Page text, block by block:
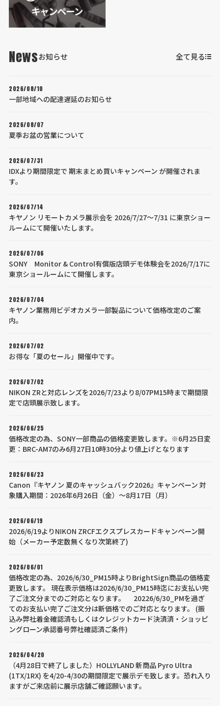
Newsお知らせ 全て見る
2026/08/10
一部地域への配達遅延のお知らせ
2026/08/07
夏季お盆の営業について
2026/07/31
IDXより期間限定で 期末まとめ買いキャンペーン が開催されま
す。
2026/07/14
キヤノン リモートカメラ展示会を 2026/7/27～7/31 に東京ショー
ルームにて開催いたします。
2026/07/06
SONY Monitor & Control有償版店頭デモ体験会を2026/7/17に
東京ショールームにて開催します。
2026/07/04
キヤノン業務用ビデオカメラ一部製品について価格改定のご案
内。
2026/07/02
お得な「夏のセール」開催中です。
2026/07/02
NIKON ZRと対応レンズを2026/7/23より8/07PM15時まで期間限
定で店頭展示致します。
2026/06/25
価格改定の為、SONY一部商品の価格変更致します。※6月25日変
更：BRC-AM7のみ6月27日10時30分より値上げとなります
2026/06/23
Canon『キヤノン 夏のキャッシュバック2026』キャンペーン 対
象購入期間：2026年6月26日（金）～8月17日（月）
2026/06/19
2026/6/19よりNIKON ZRCFエクスプレスカードキャンペーン開
始（メーカー予定数無くなり次第終了)
2026/06/01
価格改定の為、2026/6/30_PM15時よりBrightSign商品の価格変
更致します。 現在表示価格は2026/6/30_PM15時迄にお支払い完
了ご注文分までのご対応となります。 20226/6/30_PMを過ぎ
てのお支払い完了ご注文分は新価格でのご対応となります。 (振
込み弊社着金確認済もしくはクレジットカード決済済・ショッピ
ングローン承認番号弊社確認済ご条件)
2026/04/20
（4月28日で終了しました）HOLLYLAND 新商品 Pyro Ultra
(1TX/1RX) を4/20-4/30の期間限定で展示デモ致します。恐れ入り
ますがご来店前に展示店舗ご確認願います。